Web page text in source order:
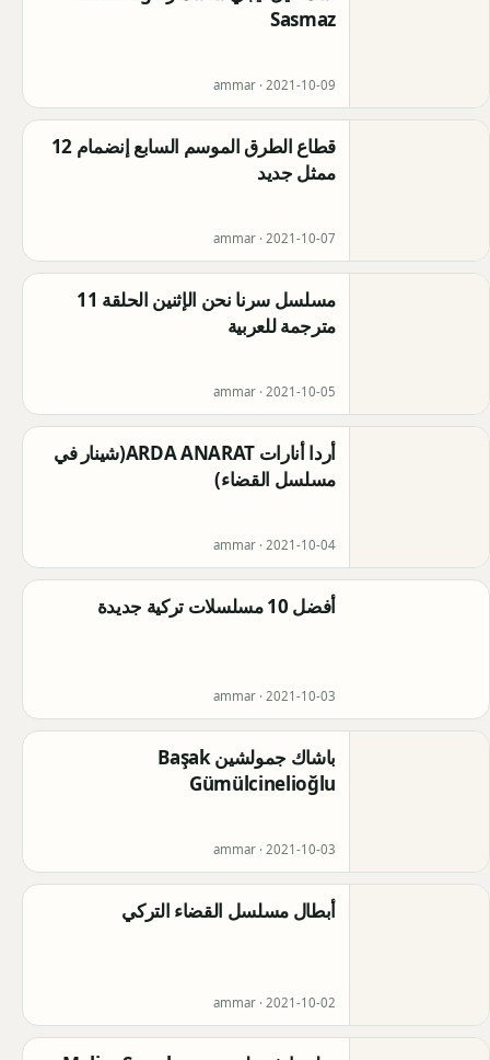
Sasmaz
ammar · 2021-10-09
قطاع الطرق الموسم السابع إنضمام 12
ممثل جديد
ammar · 2021-10-07
مسلسل سرنا نحن الإثنين الحلقة 11
مترجمة للعربية
ammar · 2021-10-05
أردا أنارات ARDA ANARAT(شينار في
مسلسل القضاء)
ammar · 2021-10-04
أفضل 10 مسلسلات تركية جديدة
ammar · 2021-10-03
باشاك جمولشين Başak
Gümülcinelioğlu
ammar · 2021-10-03
أبطال مسلسل القضاء التركي
ammar · 2021-10-02